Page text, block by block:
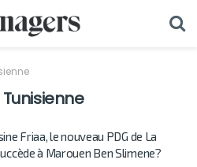
Friaa, le nouveau PDG de La
à Marouen Ben Slimene?